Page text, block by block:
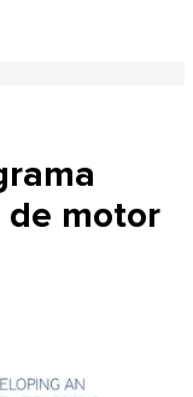
motor